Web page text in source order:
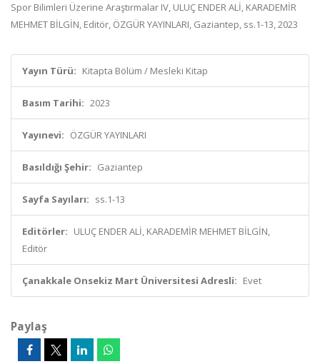
Spor Bilimleri Üzerine Araştırmalar IV, ULUÇ ENDER ALİ, KARADEMİR
MEHMET BİLGİN, Editör, ÖZGÜR YAYINLARI, Gaziantep, ss.1-13, 2023
Yayın Türü: Kitapta Bölüm / Mesleki Kitap
Basım Tarihi: 2023
Yayınevi: ÖZGÜR YAYINLARI
Basıldığı Şehir: Gaziantep
Sayfa Sayıları: ss.1-13
Editörler: ULUÇ ENDER ALİ, KARADEMİR MEHMET BİLGİN,
Editör
Çanakkale Onsekiz Mart Üniversitesi Adresli: Evet
Paylaş